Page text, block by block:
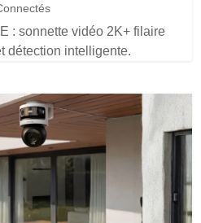
: sonnette vidéo 2K+ filaire
détection intelligente.